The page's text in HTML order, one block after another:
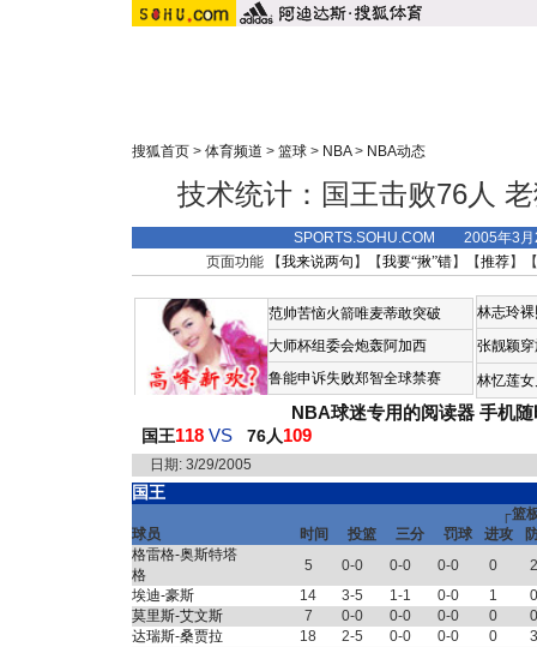
搜狐首页 > 体育频道 > 篮球 > NBA> NBA动态
技术统计：国王击败76人
SPORTS.SOHU.COM 2005年3
页面功能 【我来说两句 】【我要“揪”错】【推荐】
范帅苦恼火箭唯麦蒂敢突破
大师杯组委会炮轰阿加西
鲁能申诉失败郑智全球禁赛
林志玲
张靓颖
林忆莲
NBA球迷专用的阅读器 手机
国王118 VS 76人109
日期: 3/29/2005
国王
┌篮
球员
时间 投篮 三分 罚球 进攻
格雷格-奥斯特塔
格
5 0-0 0-0 0-0 0
2
埃迪-豪斯
14 3-5 1-1 0-0 1
0
莫里斯-艾文斯
7 0-0 0-0 0-0 0
0
达瑞斯-桑贾拉
18 2-5 0-0 0-0 0
3